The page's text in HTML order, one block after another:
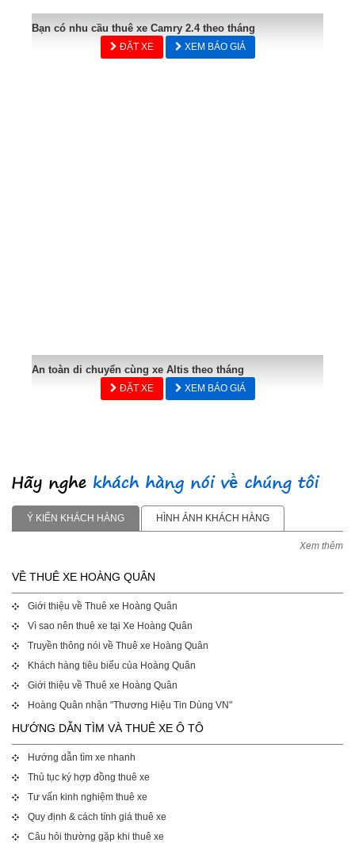
Bạn có nhu cầu thuê xe Camry 2.4 theo tháng
ĐẶT XE XEM BÁO GIÁ
An toàn di chuyển cùng xe Altis theo tháng
ĐẶT XE XEM BÁO GIÁ
Ý KIẾN KHÁCH HÀNG HÌNH ẢNH KHÁCH HÀNG
Xem thêm
VỀ THUÊ XE HOÀNG QUÂN
Giới thiệu về Thuê xe Hoàng Quân
Vì sao nên thuê xe tại Xe Hoàng Quân
Truyền thông nói về Thuê xe Hoàng Quân
Khách hàng tiêu biểu của Hoàng Quân
Giới thiệu về Thuê xe Hoàng Quân
Hoàng Quân nhận "Thương Hiệu Tin Dùng VN"
HƯỚNG DẪN TÌM VÀ THUÊ XE Ô TÔ
Hướng dẫn tìm xe nhanh
Thủ tục ký hợp đồng thuê xe
Tư vấn kinh nghiệm thuê xe
Quy định & cách tính giá thuê xe
Câu hỏi thường gặp khi thuê xe